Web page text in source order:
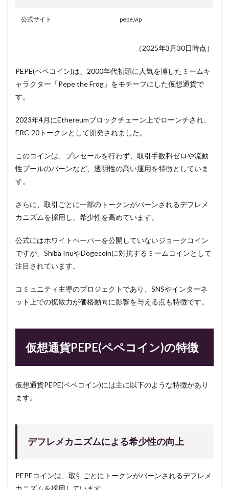
公式サイト pepe.vip
（2025年3月30日時点）
PEPE(ペペコイン)は、2000年代初頭に人気を博したミームキ
ャラクター「Pepe the Frog」をモチーフにした仮想通貨で
す。
2023年4月にEthereumブロックチェーン上でローンチされ、
ERC-20トークンとして開発されました。
このコインは、プレセールを行わず、取引手数料ゼロや流動
性プールのバーンなど、透明性の高い運用を特徴としていま
す。
さらに、取引ごとに一部のトークンがバーンされるデフレメ
カニズムを採用し、希少性を高めています。
公式にはホワイトペーパーを公開していないジョークコイン
ですが、Shiba InuやDogecoinに対抗するミームコインとして
注目されています。
コミュニティ主導のプロジェクトであり、SNSやインターネ
ット上での拡散力が価格動向に影響を与える点も特徴です。
仮想通貨PEPE(ペペコイン)の特徴
仮想通貨PEPE(ペペコイン)には主に以下のような特徴があり
ます。
デフレメカニズムによる希少性の向上
PEPEコインは、取引ごとにトークンがバーンされるデフレメ
カニズムを採用しています。